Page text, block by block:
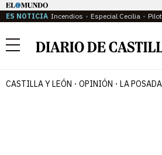
ES NOTICIA Incendios Especial Cecilia
Menú
CASTILLA Y LEÓN OPINIÓN LA POSADA